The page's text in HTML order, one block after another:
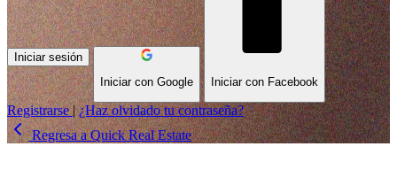
Iniciar sesión
Iniciar con Google Iniciar con Facebook
Registrarse| ¿Haz olvidado tu contraseña?
Regresa a Quick Real Estate